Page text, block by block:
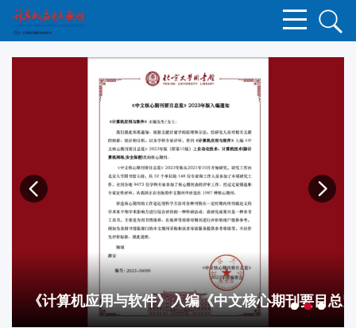
质量发展研讨会顺利召开
《计算机应用与软件》入编《中文核心期刊要目总